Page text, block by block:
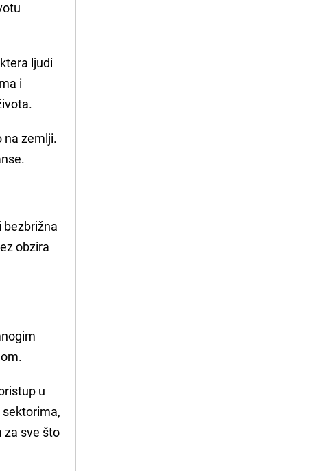
ljudi
i
na zemlji.
bezbrižna
obzira
u
za sve što